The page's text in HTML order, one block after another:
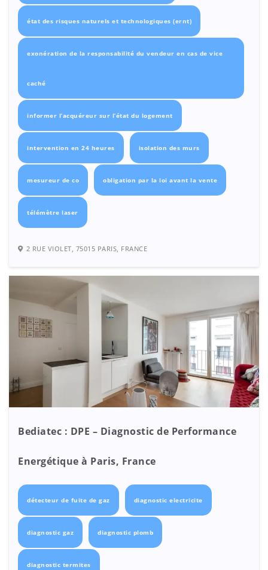
état des risques naturels et technologiques (ernt)
exonération de la responsabilité du vendeur en cas de vice
caché
informer l’acquéreur sur l’état du logement
intervention en 24 heures isolation des murs
mesureur de co obligation par la loi avant la vente
télémètre laser
2 RUE VIOLET, 75015 PARIS, FRANCE
Bediatec : DPE – Diagnostic de Performance
Energétique à Paris, France
détecteur de fuite de gaz diagnostic electricite
diagnostic gaz diagnostic plomb
diagnostic termites